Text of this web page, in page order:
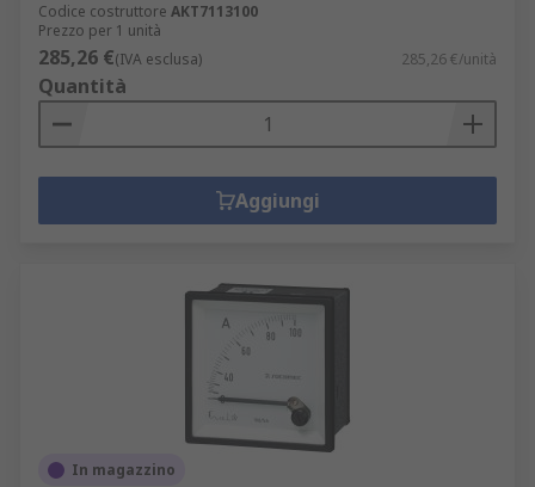
Codice costruttore AKT7113100
Prezzo per 1 unità
285,26 €(IVA esclusa) 285,26 €/unità
Quantità
Aggiungi
In magazzino